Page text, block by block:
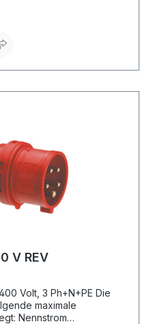
V REV
Volt, 3 Ph+N+PE Die
maximale